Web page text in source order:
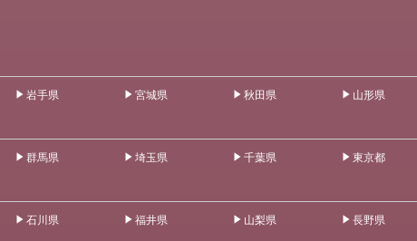
岩手県 宮城県 秋田県 山形県
群馬県 埼玉県 千葉県 東京都
石川県 福井県 山梨県 長野県